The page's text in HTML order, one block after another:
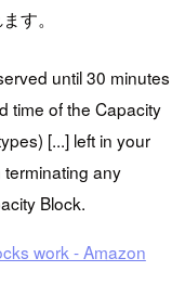
す。
until 30 minutes
time of the Capacity
[...] left in your
any
Block.
work - Amazon